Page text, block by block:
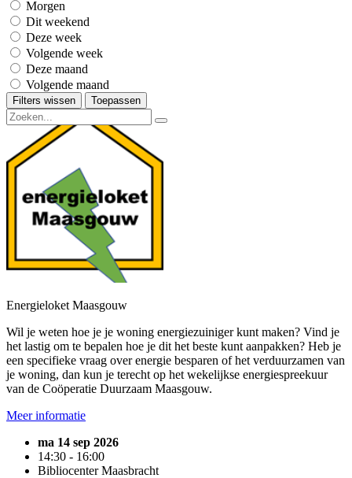
Morgen
Dit weekend
Deze week
Volgende week
Deze maand
Volgende maand
Filters wissen Toepassen
Energieloket Maasgouw
Wil je weten hoe je je woning energiezuiniger kunt maken? Vind je
het lastig om te bepalen hoe je dit het beste kunt aanpakken? Heb je
een specifieke vraag over energie besparen of het verduurzamen van
je woning, dan kun je terecht op het wekelijkse energiespreekuur
van de Coöperatie Duurzaam Maasgouw.
Meer informatie
ma 14 sep 2026
14:30 - 16:00
Bibliocenter Maasbracht